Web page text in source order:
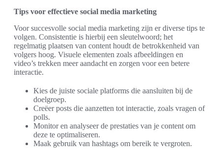
Tips voor effectieve social media marketing
Voor succesvolle social media marketing zijn er diverse tips te
volgen. Consistentie is hierbij een sleutelwoord; het
regelmatig plaatsen van content houdt de betrokkenheid van
volgers hoog. Visuele elementen zoals afbeeldingen en
video’s trekken meer aandacht en zorgen voor een betere
interactie.
Kies de juiste sociale platforms die aansluiten bij de
doelgroep.
Creëer posts die aanzetten tot interactie, zoals vragen of
polls.
Monitor en analyseer de prestaties van je content om
deze te optimaliseren.
Maak gebruik van hashtags om bereik te vergroten.